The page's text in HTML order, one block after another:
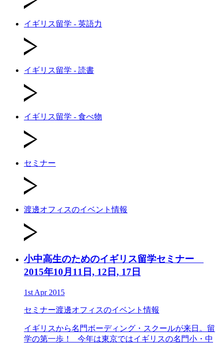
イギリス留学 - 英語力
イギリス留学 - 読書
イギリス留学 - 食べ物
セミナー
渡邊オフィスのイベント情報
小中高生のためのイギリス留学セミナー
2015年10月11日, 12日, 17日
1st Apr 2015
セミナー渡邊オフィスのイベント情報
イギリスから名門ボーディング・スクールが来日。留
学の第一歩！ 今年は東京ではイギリスの名門小・中